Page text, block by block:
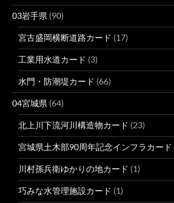
03岩手県 (90)
宮古盛岡横断道路カード (17)
工業用水道カード (3)
水門・防潮堤カード (66)
04宮城県 (64)
北上川下流河川構造物カード (23)
宮城県土木部90周年記念インフラカード
川村孫兵衛ゆかりの地カード (1)
巧みな水管理施設カード (1)